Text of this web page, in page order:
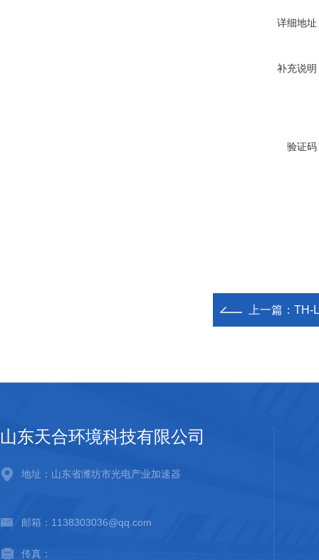
详细地址
补充说明
验证码
上一篇： TH-
山东天合环境科技有限公司
地址：山东省潍坊市光电产业加速器
邮箱：1138303036@qq.com
传真：